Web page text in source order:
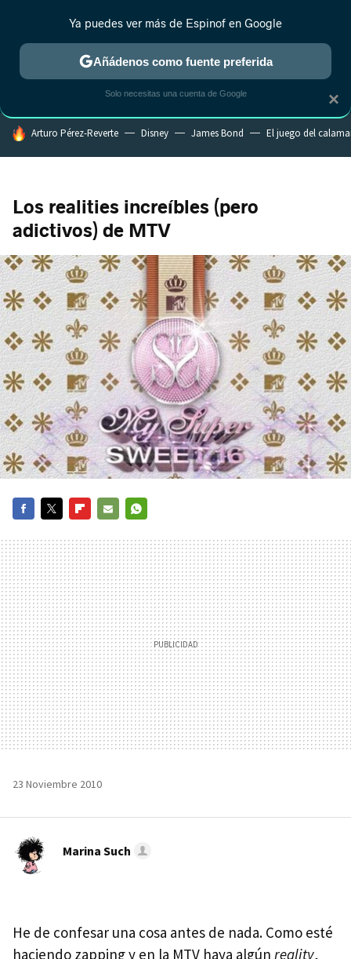
ESTRENOS REALITY ANIME RANKINGS CINE
HOY SE HABLA DE
Arturo Pérez-Reverte Disney James Bond El juego del
Los realities increíbles (pero
adictivos) de MTV
MAIL
23 Noviembre 2010
Marina Such
He de confesar una cosa antes de nada. Como esté
haciendo zapping y en la MTV haya algún reality,
×
Ya puedes ver más de Espinof en Google
Añádenos como fuente preferida
Solo necesitas una cuenta de Google